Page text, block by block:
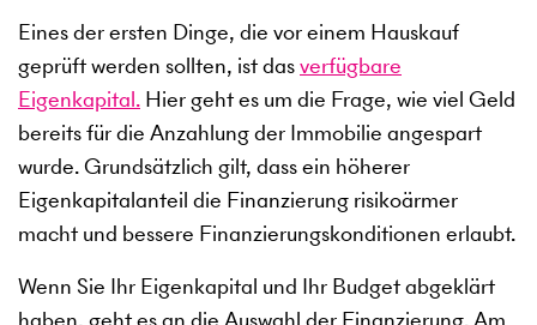
Eines der ersten Dinge, die vor einem Hauskauf
geprüft werden sollten, ist dasverfügbare
Eigenkapital. Hier geht es um die Frage, wie viel Geld
bereits für die Anzahlung der Immobilie angespart
wurde. Grundsätzlich gilt, dass ein höherer
Eigenkapitalanteil die Finanzierung risikoärmer
macht und bessere Finanzierungskonditionen erlaubt.
Wenn Sie Ihr Eigenkapital und Ihr Budget abgeklärt